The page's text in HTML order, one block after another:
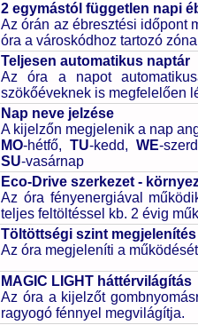
2 egymástól független napi
Az órán az ébresztési időpont
óra a városkódhoz tartozó
Teljesen automatikus naptár
Az óra a napot
szökőéveknek is megfelelően
Nap neve jelzése
A kijelzőn megjelenik a nap
MO-hétfő,TU-kedd,WE-
SU-vasárnap
Eco-Drive szerkezet -
Az óra fényenergiával
teljes feltöltéssel kb. 2 évig
Töltöttségi szint megjelenítés
Az óra megjeleníti a
MAGIC LIGHT háttérvilágítás
Az óra a kijelzőt
ragyogó fénnyel megvilágítja.